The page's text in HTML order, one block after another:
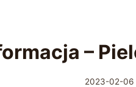
–
2023-02-06